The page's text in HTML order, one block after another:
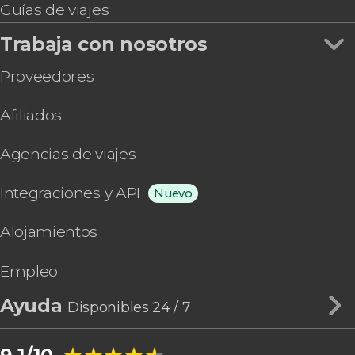
Olimpia
Stalida
Kokkini Hani
Zagori
Anissaras
Gournes
Ioánina
Uranópolis
Delfos
Karteros
Guías de viajes
Trabaja con nosotros
Proveedores
Afiliados
Agencias de viajes
Integraciones y API Nuevo
Alojamientos
Empleo
Ayuda Disponibles 24 / 7